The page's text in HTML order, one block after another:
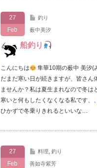
27
Feb
釣り
薮中美汐
船釣り‪
こんにちは 隼華10期の薮中 美汐(
だまだ寒い日が続きますが、皆さん
ませんか？私は夏生まれなので冬は
寒いと何もしたくなくなる私です、、
ひかずで冬乗りきれるといいな…
27
Feb
料理 釣り
善如寺紫芳